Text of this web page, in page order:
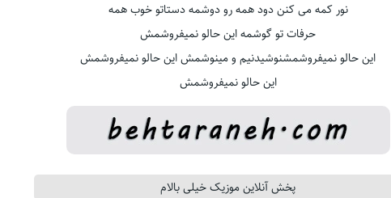
نور كمه می كنن دود همه رو دوشمه دستاتو خوب همه
حرفات تو گوشمه این حالو نمیفروشمش
این حالو نمیفروشمشنوشیدنیم و مینوشمش این حالو نمیفروشمش
این حالو نمیفروشمش
پخش آنلاین موزیک خیلی بالام